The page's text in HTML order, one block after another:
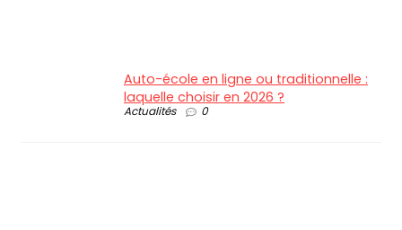
Auto-école en ligne ou traditionnelle :
laquelle choisir en 2026 ?
Actualités 0